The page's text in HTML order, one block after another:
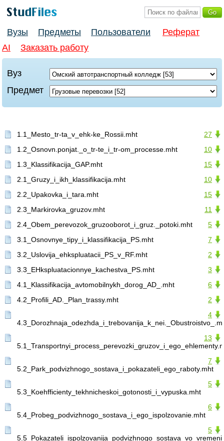
Вузы Предметы Пользователи
Реферат
AI
Заказать работу
Вуз
Предмет
27
1.1_Mesto_tr-ta_v_ehk-ke_Rossii.mht
10
1.2_Osnovn.ponjat._o_tr-te_i_tr-om_processe.mht
15
1.3_Klassifikacija_GAP.mht
10
2.1_Gruzy_i_ikh_klassifikacija.mht
15
2.2_Upakovka_i_tara.mht
11
2.3_Markirovka_gruzov.mht
5
2.4_Obem_perevozok_gruzooborot_i_gruz._potoki.mht
7
3.1_Osnovnye_tipy_i_klassifikacija_PS.mht
2
3.2_Uslovija_ehkspluatacii_PS_v_RF.mht
3
3.3_EHkspluatacionnye_kachestva_PS.mht
6
4.1_Klassifikacija_avtomobilnykh_dorog_AD_.mht
2
4.2_Profili_AD._Plan_trassy.mht
4
13
7
5.2_Park_podvizhnogo_sostava_i_pokazateli_ego_raboty.mht
5
5.3_Koehfficienty_tekhnicheskoi_gotonosti_i_vypuska.mht
6
5.4_Probeg_podvizhnogo_sostava_i_ego_ispolzovanie.mht
5